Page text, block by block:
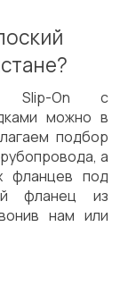
Slip-On с
можно в
подбор
а
фланцев под
фланец из
нам или